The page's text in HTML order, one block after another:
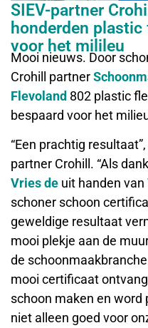
SIEV-partner
honderden
voor het milileu
Mooi nieuws. Door
Crohill partner
Flevoland 802 plastic
bespaard voor het
“Een prachtig
partner Crohill. “Als
Vries de uit handen van
schoner schoon
geweldige resultaat
mooi plekje aan de
de
mooi certificaat
schoon maken en word
niet alleen goed voor